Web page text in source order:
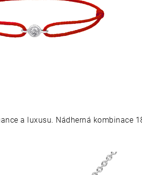
a luxusu. Nádherná kombinace